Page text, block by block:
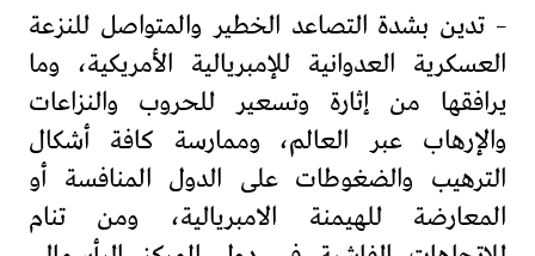
– تدين بشدة التصاعد الخطير والمتواصل للنزعة
العسكرية العدوانية للإمبريالية الأمريكية، وما
يرافقها من إثارة وتسعير للحروب والنزاعات
والإرهاب عبر العالم، وممارسة كافة أشكال
الترهيب والضغوطات على الدول المنافسة أو
المعارضة للهيمنة الامبريالية، ومن تنام